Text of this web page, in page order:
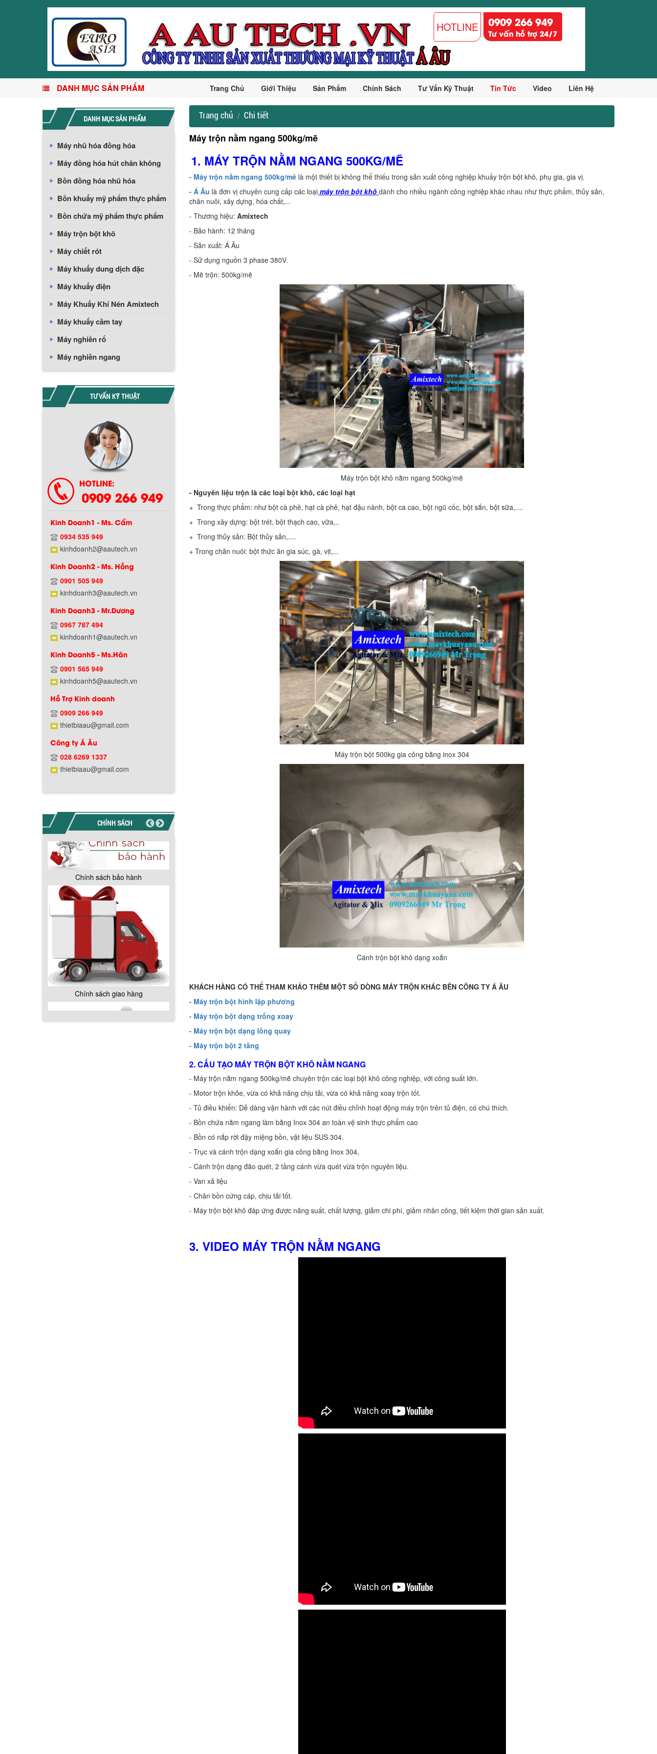
HOTLINE 0909 266 949
Tư vấn hỗ trợ 24/7
DANH MỤC SẢN PHẨM Trang Chủ Giới Thiệu Sản Phẩm Chính Sách Tư Vấn Kỹ Thuật Tin Tức Video Liên Hệ
DANH MỤC SẢN PHẨM
Máy nhũ hóa đồng hóa
Máy đồng hóa hút chân không
Bồn đồng hóa nhũ hóa
Bồn khuấy mỹ phẩm thực phẩm
Bồn chứa mỹ phẩm thực phẩm
Máy trộn bột khô
Máy chiết rót
Máy khuấy dung dịch đặc
Máy khuấy điện
Máy Khuấy Khí Nén Amixtech
Máy khuấy cầm tay
Máy nghiền rổ
Máy nghiền ngang
TƯ VẤN KỸ THUẬT
HOTLINE:
0909 266 949
Kinh Doanh1 - Ms. Cẩm
0934 535 949
kinhdoanh2@aautech.vn
Kinh Doanh2 - Ms. Hồng
0901 505 949
kinhdoanh3@aautech.vn
Kinh Doanh3 - Mr.Dương
0967 787 494
kinhdoanh1@aautech.vn
Kinh Doanh5 - Ms.Hân
0901 565 949
kinhdoanh5@aautech.vn
Hỗ Trợ Kinh doanh
0909 266 949
thietbiaau@gmail.com
Công ty Á Âu
028 6269 1337
thietbiaau@gmail.com
CHÍNH SÁCH
Chính sách bảo hành
Chính sách giao hàng
Hướng dẫn thanh toán mua hàng
Chính sách đổi trả hàng
Chính sách bảo hành
Chính sách giao hàng
Hướng dẫn thanh toán mua hàng
Trang chủ Chi tiết
Máy trộn nằm ngang 500kg/mẽ
1. MÁY TRỘN NẰM NGANG 500KG/MẼ
- Máy trộn nằm ngang 500kg/mẽ là một thiết bị không thể thiếu trong sản xuất công nghiệp khuấy trộn bột khô, phụ gia, gia vị.
- Á Âu là đơn vị chuyên cung cấp các loại máy trộn bột khô dành cho nhiều ngành công nghiệp khác nhau như thực phẩm, thủy sản,
chăn nuôi, xây dựng, hóa chất,...
- Thương hiệu: Amixtech
- Bảo hành: 12 tháng
- Sản xuất: Á Âu
- Sử dụng nguồn 3 phase 380V.
- Mẽ trộn: 500kg/mẽ
Máy trộn bột khô nằm ngang 500kg/mẽ
- Nguyên liệu trộn là các loại bột khô, các loại hạt
+ Trong thực phẩm: như bột cà phê, hạt cà phê, hạt đậu nành, bột ca cao, bột ngũ cốc, bột sắn, bột sữa,....
+ Trong xây dựng: bột trét, bột thạch cao, vữa,..
+ Trong thủy sản: Bột thủy sản,....
+ Trong chăn nuôi: bột thức ăn gia súc, gà, vịt,...
Máy trộn bột 500kg gia công bằng inox 304
Cánh trộn bột khô dạng xoắn
KHÁCH HÀNG CÓ THỂ THAM KHẢO THÊM MỘT SỐ DÒNG MÁY TRỘN KHÁC BÊN CÔNG TY Á ÂU
- Máy trộn bột hình lập phương
- Máy trộn bột dạng trống xoay
- Máy trộn bột dạng lồng quay
- Máy trộn bột 2 tầng
2. CẤU TẠO MÁY TRỘN BỘT KHÔ NẰM NGANG
- Máy trộn nằm ngang 500kg/mẽ chuyên trộn các loại bột khô công nghiệp, với công suất lớn.
- Motor trộn khỏe, vừa có khả năng chịu tải, vừa có khả năng xoay trộn tốt.
- Tủ điều khiển: Dễ dàng vận hành với các nút điều chỉnh hoạt động máy trộn trên tủ điện, có chú thích.
- Bồn chứa nằm ngang làm bằng Inox 304 an toàn vệ sinh thực phẩm cao
- Bồn có nắp rời đậy miệng bồn, vật liệu SUS 304.
- Trục và cánh trộn dạng xoắn gia công bằng Inox 304,
- Cánh trộn dạng đão quét, 2 tầng cánh vừa quét vừa trộn nguyên liệu.
- Van xả liệu
- Chân bồn cứng cáp, chịu tải tốt.
- Máy trộn bột khô đáp ứng được năng suất, chất lượng, giảm chi phí, giảm nhân công, tiết kiệm thời gian sản xuất.
3. VIDEO MÁY TRỘN NẰM NGANG
MÁY TRỘN BỘT KHÔ 200KG
Máy trộn bột khô 200kg được
đến 20%. Tiết kiệm chi phí,
nhận ngay máy khuấy...